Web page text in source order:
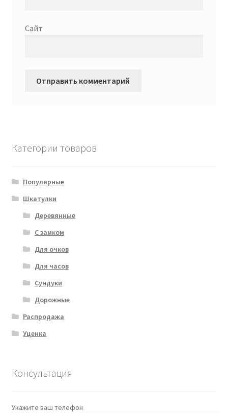
Сайт
Категории товаров
Популярные
Шкатулки
Деревянные
С замком
Для очков
Для часов
Сундуки
Дорожные
Распродажа
Уценка
Консультация
Укажите ваш телефон